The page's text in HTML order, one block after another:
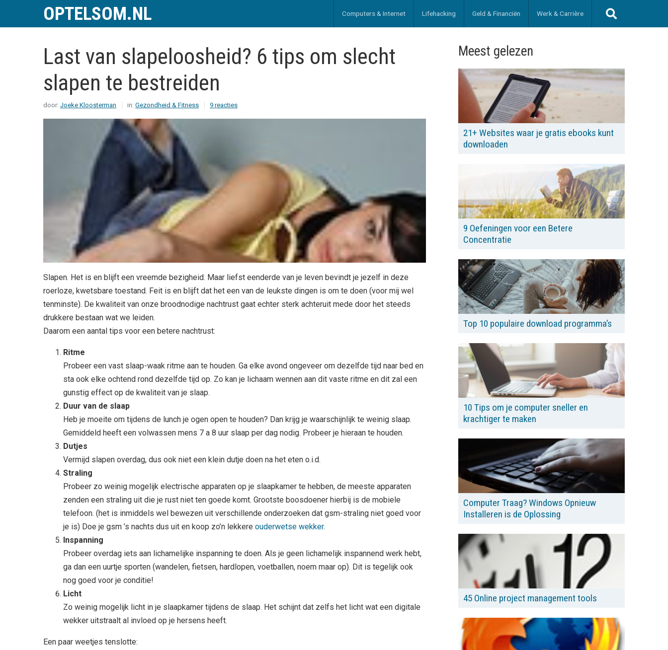
OPTELSOM.NL Computers & Internet Lifehacking Geld & Financiën Werk & Carrière
Last van slapeloosheid? 6 tips om slecht
slapen te bestreiden
door: Joeke Kloosterman in: Gezondheid & Fitness 9 reacties
Slapen. Het is en blijft een vreemde bezigheid. Maar liefst eenderde van je leven bevindt je jezelf in deze
roerloze, kwetsbare toestand. Feit is en blijft dat het een van de leukste dingen is om te doen (voor mij wel
tenminste). De kwaliteit van onze broodnodige nachtrust gaat echter sterk achteruit mede door het steeds
drukkere bestaan wat we leiden.
Daarom een aantal tips voor een betere nachtrust:
Ritme
Probeer een vast slaap-waak ritme aan te houden. Ga elke avond ongeveer om dezelfde tijd naar bed en
sta ook elke ochtend rond dezelfde tijd op. Zo kan je lichaam wennen aan dit vaste ritme en dit zal een
gunstig effect op de kwaliteit van je slaap.
Duur van de slaap
Heb je moeite om tijdens de lunch je ogen open te houden? Dan krijg je waarschijnlijk te weinig slaap.
Gemiddeld heeft een volwassen mens 7 a 8 uur slaap per dag nodig. Probeer je hieraan te houden.
Dutjes
Vermijd slapen overdag, dus ook niet een klein dutje doen na het eten o.i.d.
Straling
Probeer zo weinig mogelijk electrische apparaten op je slaapkamer te hebben, de meeste apparaten
zenden een straling uit die je rust niet ten goede komt. Grootste boosdoener hierbij is de mobiele
telefoon. (het is inmiddels wel bewezen uit verschillende onderzoeken dat gsm-straling niet goed voor
je is) Doe je gsm ’s nachts dus uit en koop zo’n lekkere ouderwetse wekker.
Inspanning
Probeer overdag iets aan lichamelijke inspanning te doen. Als je geen lichamelijk inspannend werk hebt,
ga dan een uurtje sporten (wandelen, fietsen, hardlopen, voetballen, noem maar op). Dit is tegelijk ook
nog goed voor je conditie!
Licht
Zo weinig mogelijk licht in je slaapkamer tijdens de slaap. Het schijnt dat zelfs het licht wat een digitale
wekker uitstraalt al invloed op je hersens heeft.
Een paar weetjes tenslotte:
Meest gelezen
21+ Websites waar je gratis ebooks kunt
downloaden
9 Oefeningen voor een Betere
Concentratie
Top 10 populaire download programma’s
10 Tips om je computer sneller en
krachtiger te maken
Computer Traag? Windows Opnieuw
Installeren is de Oplossing
45 Online project management tools